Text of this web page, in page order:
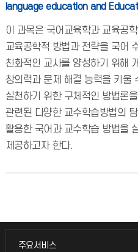
language education and
이 과목은 국어교육학과 교육공
교육공학적 방법과 전략을 국어
친화적인 교사를 양성하기 위해
창의력과 문제 해결 능력을 키울
실천하기 위한 구체적인 방법론
관련된 다양한 교수학습방법의
활용한 국어과 교수학습 방법을
제공하고자 한다.
주요서비스
주요서비스